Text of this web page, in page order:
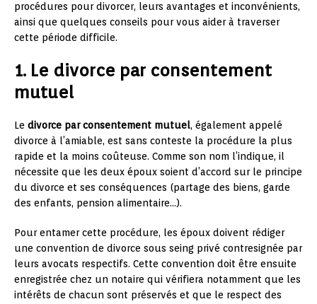
procédures pour divorcer, leurs avantages et inconvénients,
ainsi que quelques conseils pour vous aider à traverser
cette période difficile.
1. Le divorce par consentement
mutuel
Le divorce par consentement mutuel, également appelé
divorce à l’amiable, est sans conteste la procédure la plus
rapide et la moins coûteuse. Comme son nom l’indique, il
nécessite que les deux époux soient d’accord sur le principe
du divorce et ses conséquences (partage des biens, garde
des enfants, pension alimentaire…).
Pour entamer cette procédure, les époux doivent rédiger
une convention de divorce sous seing privé contresignée par
leurs avocats respectifs. Cette convention doit être ensuite
enregistrée chez un notaire qui vérifiera notamment que les
intérêts de chacun sont préservés et que le respect des